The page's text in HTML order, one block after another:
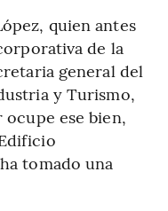
quien antes
de la
general del
y Turismo,
ese bien,
tomado una